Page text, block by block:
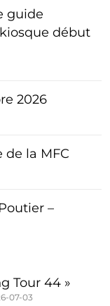
guide
début
2026
de la MFC
–
Tour 44 »
07-03